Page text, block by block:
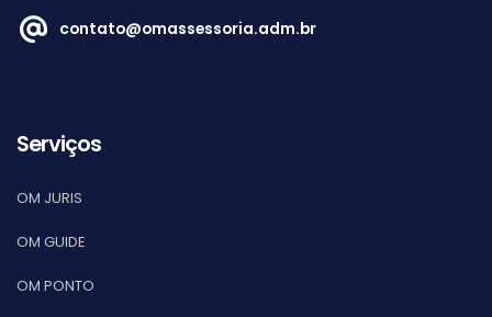
contato@omassessoria.adm.br
Serviços
OM JURIS
OM GUIDE
OM PONTO